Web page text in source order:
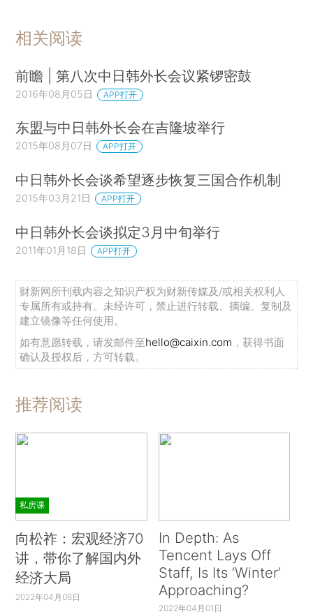
相关阅读
前瞻 | 第八次中日韩外长会议紧锣密鼓
2016年08月05日 APP打开
东盟与中日韩外长会在吉隆坡举行
2015年08月07日 APP打开
中日韩外长会谈希望逐步恢复三国合作机制
2015年03月21日 APP打开
中日韩外长会谈拟定3月中旬举行
2011年01月18日 APP打开
财新网所刊载内容之知识产权为财新传媒及/或相关权利人
专属所有或持有。未经许可，禁止进行转载、摘编、复制及
建立镜像等任何使用。
如有意愿转载，请发邮件至hello@caixin.com ，获得书面
确认及授权后，方可转载。
推荐阅读
私房课
向松祚：宏观经济70
讲，带你了解国内外
经济大局
2022年04月06日
In Depth: As
Tencent Lays Off
Staff, Is Its ‘Winter’
Approaching?
2022年04月01日